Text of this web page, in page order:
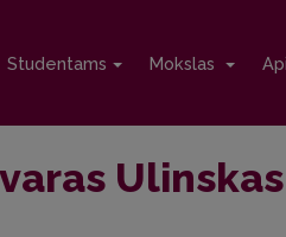
Studentams Mokslas
Ulinskas